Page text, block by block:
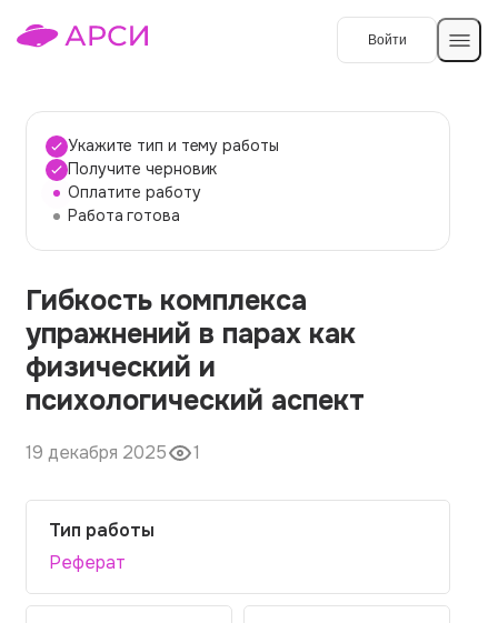
Войти
Темы работ
О сервисе
О компании
Наши гарантии
Порядок оплаты
Контакты
Укажите тип и тему работы
Получите черновик
Оплатите работу
Работа готова
Гибкость комплекса
упражнений в парах как
физический и
психологический аспект
19 декабря 2025 1
Тип работы
Реферат